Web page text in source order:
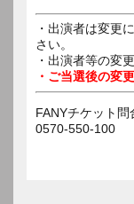
・出演者は変更
さい。
・出演者等の変
・ご当選後の変
FANYチケット
0570-550-100